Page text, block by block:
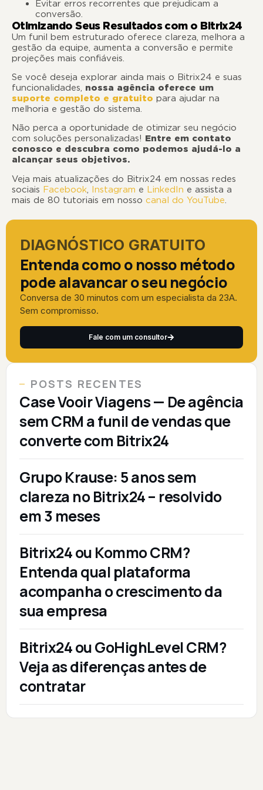
Evitar erros recorrentes que prejudicam a
conversão.
Otimizando Seus Resultados com o Bitrix24
Um funil bem estruturado oferece clareza, melhora a
gestão da equipe, aumenta a conversão e permite
projeções mais confiáveis.
Se você deseja explorar ainda mais o Bitrix24 e suas
funcionalidades, nossa agência oferece um
suporte completo e gratuito para ajudar na
melhoria e gestão do sistema.
Não perca a oportunidade de otimizar seu negócio
com soluções personalizadas! Entre em contato
conosco e descubra como podemos ajudá-lo a
alcançar seus objetivos.
Veja mais atualizações do Bitrix24 em nossas redes
sociais Facebook, Instagram e LinkedIn e assista a
mais de 80 tutoriais em nosso canal do YouTube.
DIAGNÓSTICO GRATUITO
Entenda como o nosso método
pode alavancar o seu negócio
Conversa de 30 minutos com um especialista da 23A.
Sem compromisso.
Fale com um consultor
POSTS RECENTES
Case Vooir Viagens — De agência
sem CRM a funil de vendas que
converte com Bitrix24
Grupo Krause: 5 anos sem
clareza no Bitrix24 – resolvido
em 3 meses
Bitrix24 ou Kommo CRM?
Entenda qual plataforma
acompanha o crescimento da
sua empresa
Bitrix24 ou GoHighLevel CRM?
Veja as diferenças antes de
contratar